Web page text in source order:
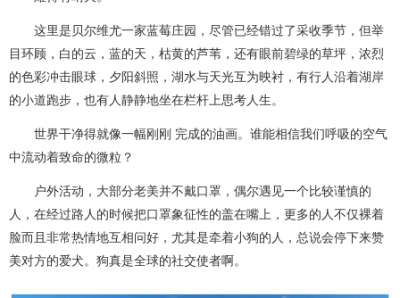
这里是贝尔维尤一家蓝莓庄园，尽管已经错过了采收季节，但举
目环顾，白的云，蓝的天，枯黄的芦苇，还有眼前碧绿的草坪，浓烈
的色彩冲击眼球，夕阳斜照，湖水与天光互为映衬，有行人沿着湖岸
的小道跑步，也有人静静地坐在栏杆上思考人生。
世界干净得就像一幅刚刚 完成的油画。谁能相信我们呼吸的空气
中流动着致命的微粒？
户外活动，大部分老美并不戴口罩，偶尔遇见一个比较谨慎的
人，在经过路人的时候把口罩象征性的盖在嘴上，更多的人不仅裸着
脸而且非常热情地互相问好，尤其是牵着小狗的人，总说会停下来赞
美对方的爱犬。狗真是全球的社交使者啊。